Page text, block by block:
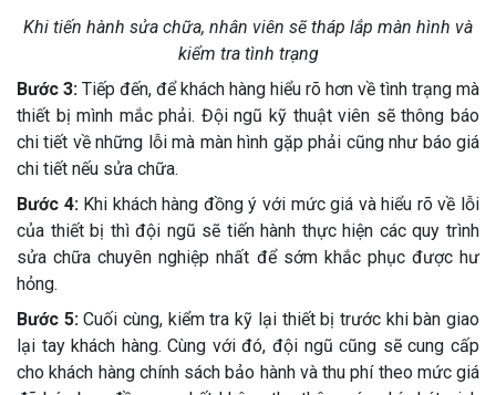
Khi tiến hành sửa chữa, nhân viên sẽ tháp lắp màn hình và
kiểm tra tình trạng
Bước 3: Tiếp đến, để khách hàng hiểu rõ hơn về tình trạng mà
thiết bị mình mắc phải. Đội ngũ kỹ thuật viên sẽ thông báo
chi tiết về những lỗi mà màn hình gặp phải cũng như báo giá
chi tiết nếu sửa chữa.
Bước 4:Khi khách hàng đồng ý với mức giá và hiểu rõ về lỗi
của thiết bị thì đội ngũ sẽ tiến hành thực hiện các quy trình
sửa chữa chuyên nghiệp nhất để sớm khắc phục được hư
hỏng.
Bước 5:Cuối cùng, kiểm tra kỹ lại thiết bị trước khi bàn giao
lại tay khách hàng. Cùng với đó, đội ngũ cũng sẽ cung cấp
cho khách hàng chính sách bảo hành và thu phí theo mức giá